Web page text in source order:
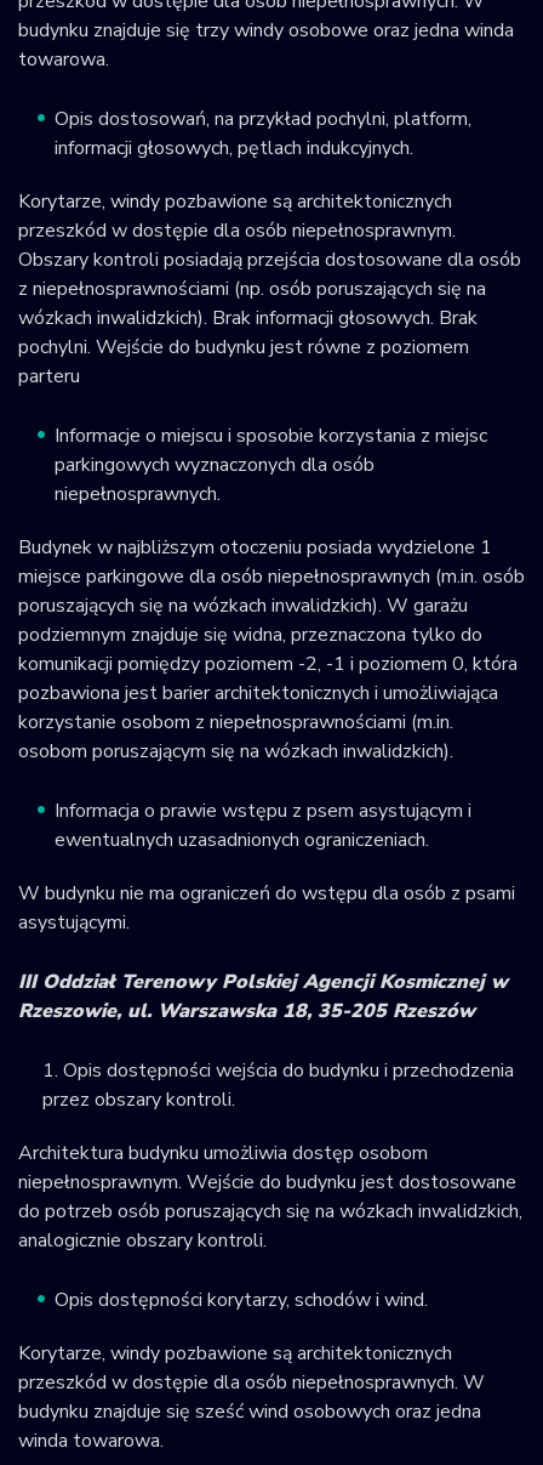
budynku znajduje się trzy windy osobowe oraz jedna winda
towarowa.
Opis dostosowań, na przykład pochylni, platform,
informacji głosowych, pętlach indukcyjnych.
Korytarze, windy pozbawione są architektonicznych
przeszkód w dostępie dla osób niepełnosprawnym.
Obszary kontroli posiadają przejścia dostosowane dla osób
z niepełnosprawnościami (np. osób poruszających się na
wózkach inwalidzkich). Brak informacji głosowych. Brak
pochylni. Wejście do budynku jest równe z poziomem
parteru
Informacje o miejscu i sposobie korzystania z miejsc
parkingowych wyznaczonych dla osób
niepełnosprawnych.
Budynek w najbliższym otoczeniu posiada wydzielone 1
miejsce parkingowe dla osób niepełnosprawnych (m.in. osób
poruszających się na wózkach inwalidzkich). W garażu
podziemnym znajduje się widna, przeznaczona tylko do
komunikacji pomiędzy poziomem -2, -1 i poziomem 0, która
pozbawiona jest barier architektonicznych i umożliwiająca
korzystanie osobom z niepełnosprawnościami (m.in.
osobom poruszającym się na wózkach inwalidzkich).
Informacja o prawie wstępu z psem asystującym i
ewentualnych uzasadnionych ograniczeniach.
W budynku nie ma ograniczeń do wstępu dla osób z psami
asystującymi.
III Oddział Terenowy Polskiej Agencji Kosmicznej w
Rzeszowie, ul. Warszawska 18, 35-205 Rzeszów
Opis dostępności wejścia do budynku i przechodzenia
przez obszary kontroli.
Architektura budynku umożliwia dostęp osobom
niepełnosprawnym. Wejście do budynku jest dostosowane
do potrzeb osób poruszających się na wózkach inwalidzkich,
analogicznie obszary kontroli.
Opis dostępności korytarzy, schodów i wind.
Korytarze, windy pozbawione są architektonicznych
przeszkód w dostępie dla osób niepełnosprawnych. W
budynku znajduje się sześć wind osobowych oraz jedna
winda towarowa.